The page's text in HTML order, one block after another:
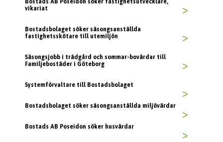
Bostads AB Poseidon söker fastighetsutvecklare,
vikariat
>
Bostadsbolaget söker säsongsanställda
fastighetsskötare till utemiljön
>
Säsongsjobb i trädgård och sommar-bovärdar till
Familjebostäder i Göteborg
>
Systemförvaltare till Bostadsbolaget
>
Bostadsbolaget söker säsongsanställda miljövärdar
>
Bostads AB Poseidon söker husvärdar
>